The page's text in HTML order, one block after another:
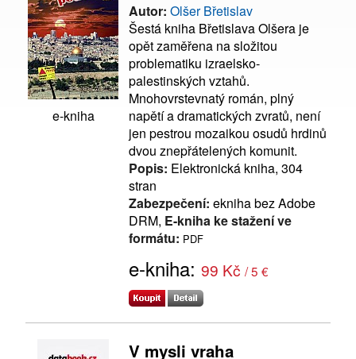
e-kniha
Autor: Olšer Břetislav
Šestá kniha Břetislava Olšera je
opět zaměřena na složitou
problematiku izraelsko-
palestinských vztahů.
Mnohovrstevnatý román, plný
napětí a dramatických zvratů, není
jen pestrou mozaikou osudů hrdinů
dvou znepřátelených komunit.
Popis: Elektronická kniha, 304
stran
Zabezpečení: ekniha bez Adobe
DRM, E-kniha ke stažení ve
formátu: PDF
e-kniha: 99 Kč / 5 €
V mysli vraha